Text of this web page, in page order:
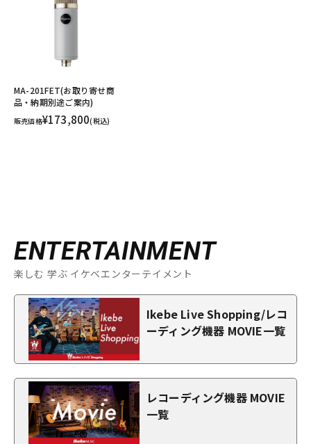
MA-201FET(お取り寄せ商
品・納期別途ご案内)
販売価格¥173,800(税込)
ENTERTAINMENT
楽しむ 学ぶ イケベエンターテイメント
Ikebe Live Shopping/レコ
ーディング機器 MOVIE一覧
レコーディング機器 MOVIE
一覧